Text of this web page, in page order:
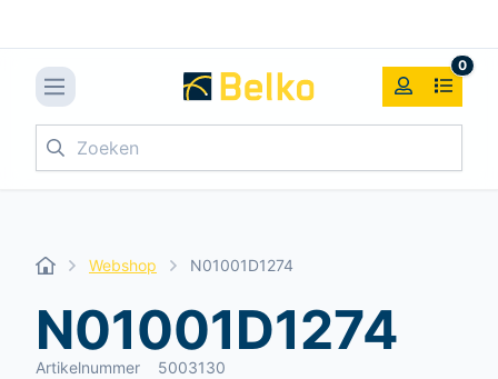
0
Zoeken
Webshop N01001D1274
N01001D1274
Artikelnummer 5003130